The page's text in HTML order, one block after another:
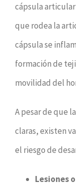
cápsula
que rodea la
cápsula se
formación de
movilidad del
A pesar de que
claras, existen
el riesgo de
Lesiones